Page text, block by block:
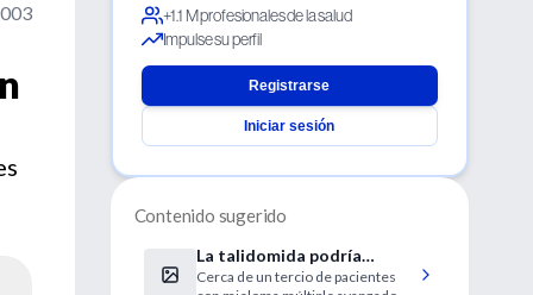
+1.1 M profesionales de la salud
Impulse su perfil
Registrarse
Iniciar sesión
Contenido sugerido
La talidomida podría
aumentar la supervivencia
Cerca de un tercio de pacientes